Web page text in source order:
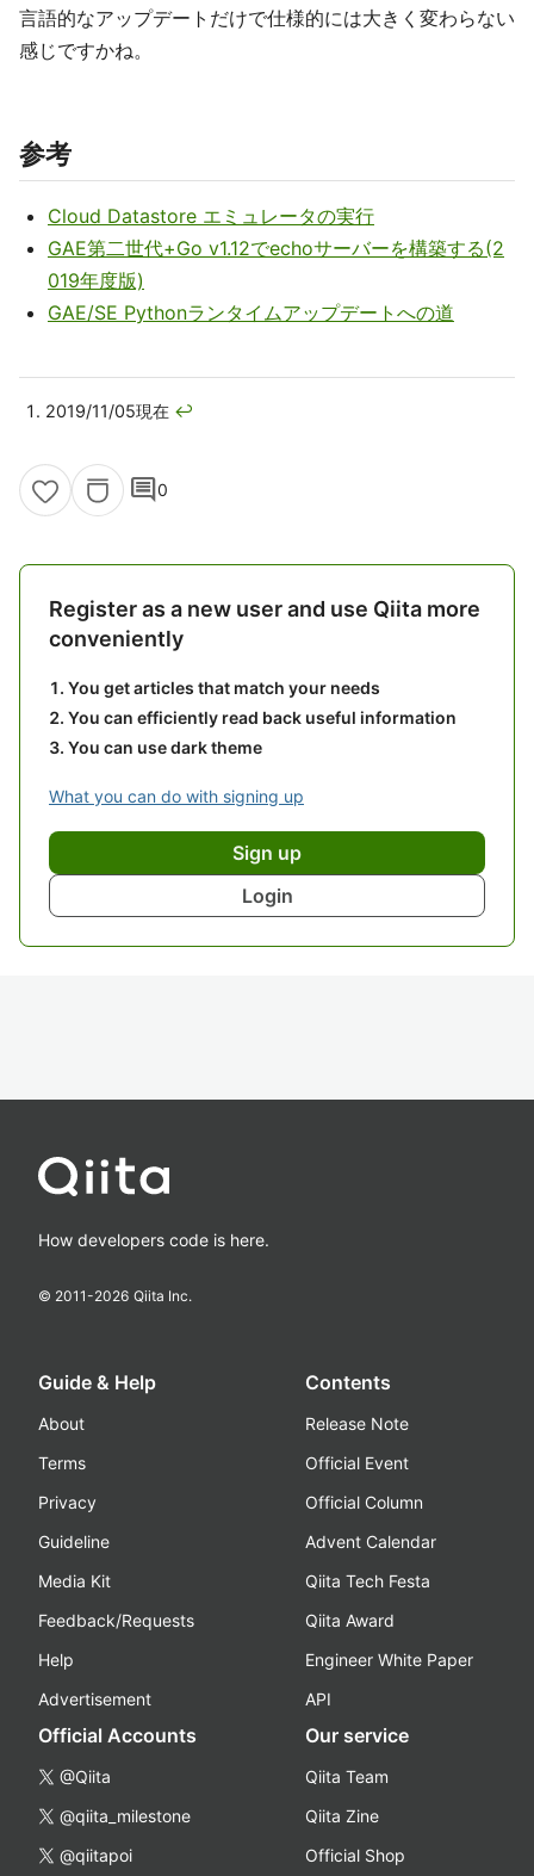
言語的なアップデートだけで仕様的には大きく変わらない
感じですかね。
参考
Cloud Datastore エミュレータの実行
GAE第二世代+Go v1.12でechoサーバーを構築する(2
019年度版)
GAE/SE Pythonランタイムアップデートへの道
2019/11/05現在 ↩
comment0
Register as a new user and use Qiita more
conveniently
You get articles that match your needs
You can efficiently read back useful information
You can use dark theme
What you can do with signing up
Sign up
Login
How developers code is here.
© 2011-2026 Qiita Inc.
Guide & Help
About
Terms
Privacy
Guideline
Media Kit
Feedback/Requests
Help
Advertisement
Contents
Release Note
Official Event
Official Column
Advent Calendar
Qiita Tech Festa
Qiita Award
Engineer White Paper
API
Official Accounts
@Qiita
@qiita_milestone
@qiitapoi
Our service
Qiita Team
Qiita Zine
Official Shop